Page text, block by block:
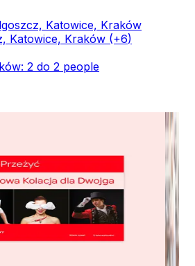
Katowice, Kraków
Katowice, Kraków (+6)
2 do 2 people